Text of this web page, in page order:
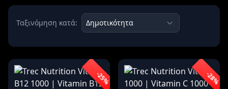
Ταξινόμηση κατά:
-25% -28%